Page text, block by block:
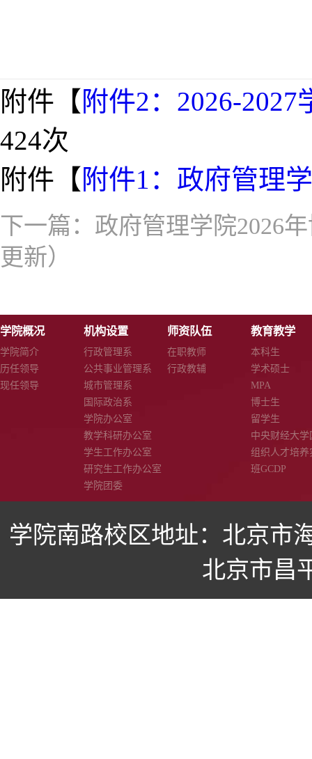
附件【 附件2：2026-
424次
附件【 附件1：政府管理
下一篇： 政府管理学院2026
更新）
学院概况
学院简介
历任领导
现任领导
机构设置
行政管理系
公共事业管理系
城市管理系
国际政治系
学院办公室
教学科研办公室
学生工作办公室
研究生工作办公室
学院团委
师资队伍
在职教师
行政教辅
教育教学
本科生
学术硕士
MPA
博士生
留学生
中央财经大学
组织人才培养
班GCDP
学院南路校区地址：北京市
北京市昌